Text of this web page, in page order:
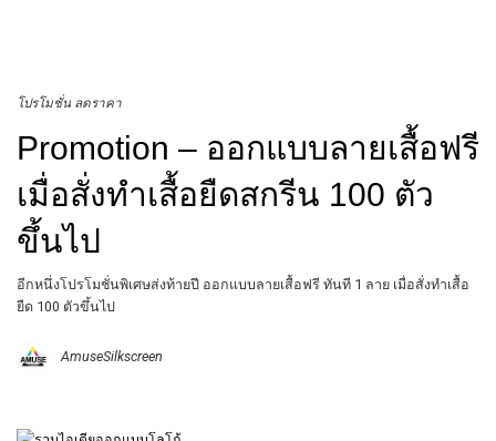
โปรโมชั่น ลดราคา
Promotion – ออกแบบลายเสื้อฟรี
เมื่อสั่งทำเสื้อยืดสกรีน 100 ตัว
ขึ้นไป
อีกหนึ่งโปรโมชั่นพิเศษส่งท้ายปี ออกแบบลายเสื้อฟรี ทันที 1 ลาย เมื่อสั่งทำเสื้อ
ยืด 100 ตัวขึ้นไป
AmuseSilkscreen